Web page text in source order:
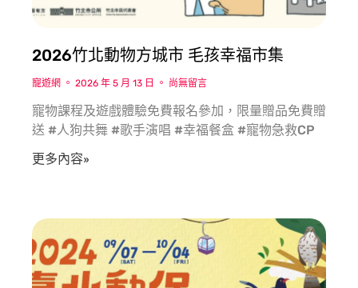
2026竹北動物方城市 毛孩幸福市集
寵遊網 2026 年 5 月 13 日 尚無留言
寵物課程及遊戲體驗免費報名參加，限量贈品免費贈
送 #人狗共舞 #歌手演唱 #幸福餐盒 #寵物急救CP
更多內容»